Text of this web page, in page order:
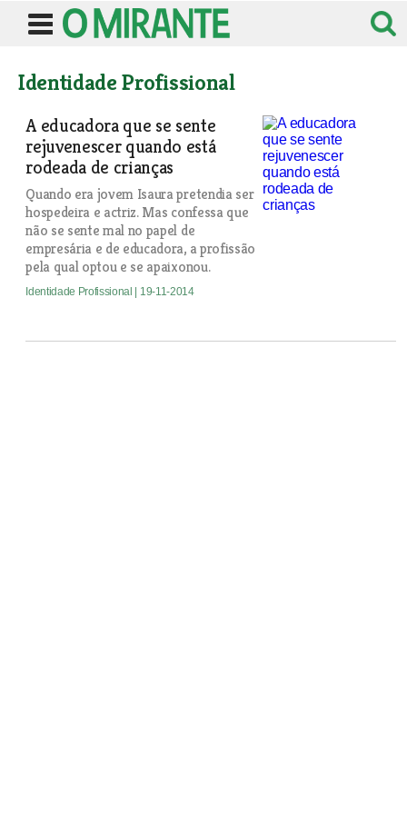
Identidade Profissional
A educadora que se sente
rejuvenescer quando está
rodeada de crianças
Quando era jovem Isaura pretendia ser
hospedeira e actriz. Mas confessa que
não se sente mal no papel de
empresária e de educadora, a profissão
pela qual optou e se apaixonou.
Identidade Profissional | 19-11-2014